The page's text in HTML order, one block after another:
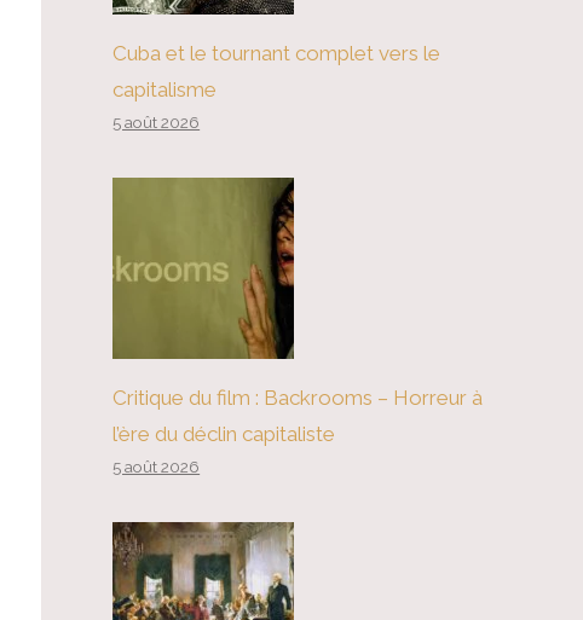
Cuba et le tournant complet vers le
capitalisme
5 août 2026
Critique du film : Backrooms – Horreur à
l’ère du déclin capitaliste
5 août 2026